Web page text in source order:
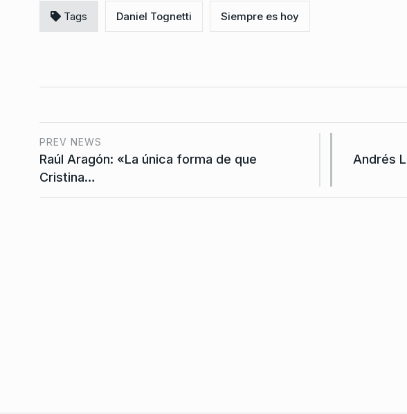
Tags Daniel Tognetti Siempre es hoy
PREV NEWS
Raúl Aragón: «La única forma de que
Cristina…
Andrés
2026